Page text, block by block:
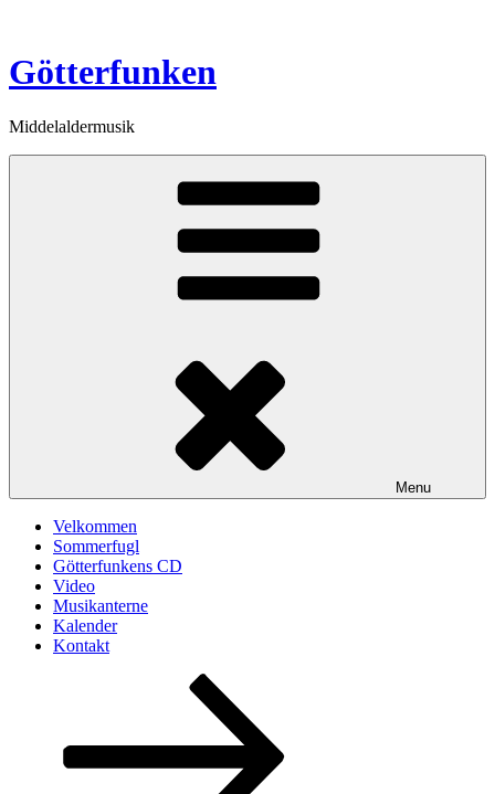
indhold
Götterfunken
Middelaldermusik
Menu
Velkommen
Sommerfugl
Götterfunkens CD
Video
Musikanterne
Kalender
Kontakt